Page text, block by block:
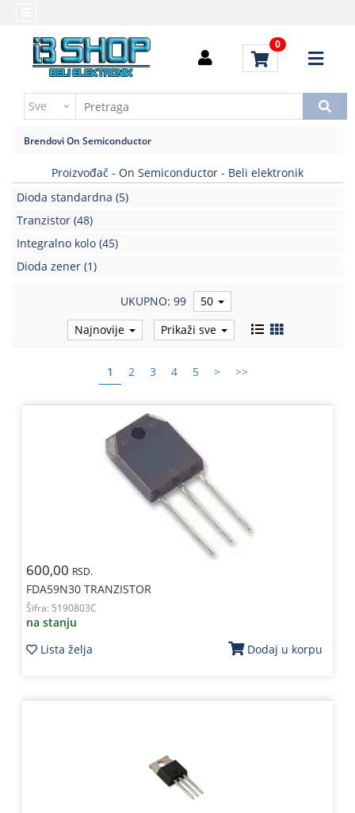
0
Baterija,punjač
upravljači
Elektromehaničke
komponente
Elektronske
komponente
Brendovi
Uputstvo
kupovinu
Troškovi
slanja
BrendoviOn Semiconductor
Proizvođač - On Semiconductor - Beli elektronik
Dioda standardna (5)
Tranzistor (48)
Integralno kolo (45)
Dioda zener (1)
UKUPNO: 99
50
Najnovije
Prikaži sve
1 2 3 4 5 > >>
600,00 RSD.
FDA59N30 TRANZISTOR
Šifra: 5190803C
na stanju
Lista želja
Dodaj u korpu